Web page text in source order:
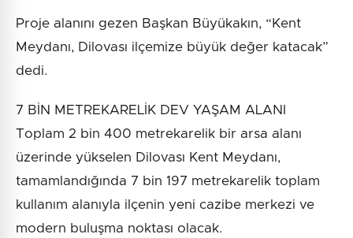
Proje alanını gezen Başkan Büyükakın, “Kent
Meydanı, Dilovası ilçemize büyük değer katacak”
dedi.
7 BİN METREKARELİK DEV YAŞAM ALANI
Toplam 2 bin 400 metrekarelik bir arsa alanı
üzerinde yükselen Dilovası Kent Meydanı,
tamamlandığında 7 bin 197 metrekarelik toplam
kullanım alanıyla ilçenin yeni cazibe merkezi ve
modern buluşma noktası olacak.